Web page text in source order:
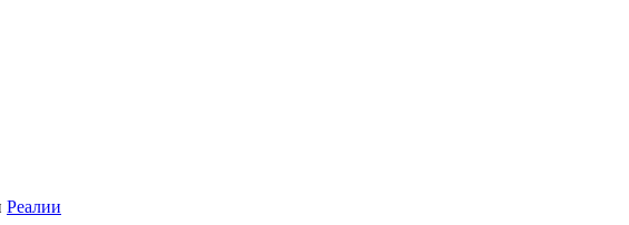
Реалии